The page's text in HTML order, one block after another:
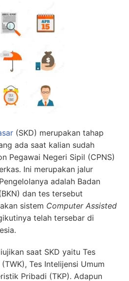
(SKD) merupakan tahap
ada saat kalian sudah
Pegawai Negeri Sipil (CPNS)
Ini merupakan jalur
adalah Badan
dan tes tersebut
sistem Computer Assisted
telah tersebar di
saat SKD yaitu Tes
Tes Intelijensi Umum
Pribadi (TKP). Adapun